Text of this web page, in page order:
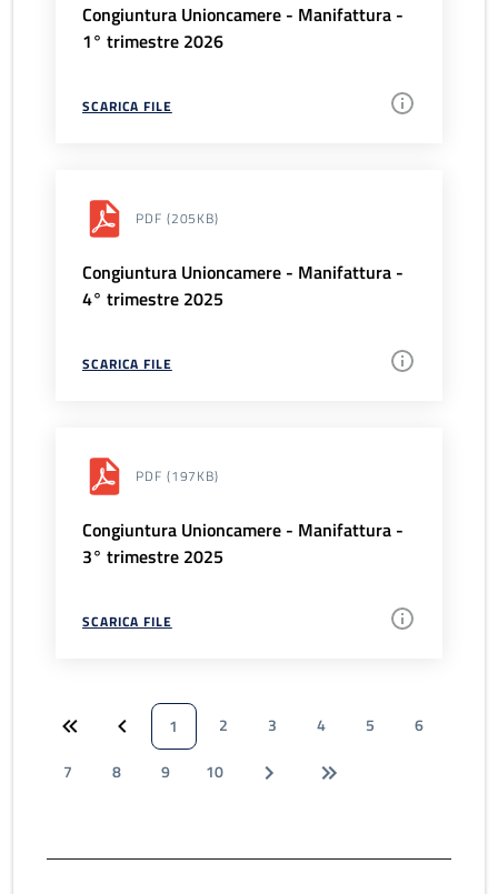
Congiuntura Unioncamere - Manifattura -
1° trimestre 2026
SCARICA FILE
PDF (205KB)
Congiuntura Unioncamere - Manifattura -
4° trimestre 2025
SCARICA FILE
PDF (197KB)
Congiuntura Unioncamere - Manifattura -
3° trimestre 2025
SCARICA FILE
1 2 3 4 5
6
7
8 9 10